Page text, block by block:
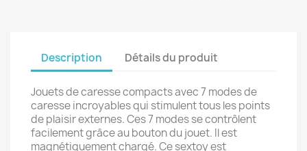
Description Détails du produit
Jouets de caresse compacts avec 7 modes de
caresse incroyables qui stimulent tous les points
de plaisir externes. Ces 7 modes se contrôlent
facilement grâce au bouton du jouet. Il est
magnétiquement chargé. Ce sextoy est